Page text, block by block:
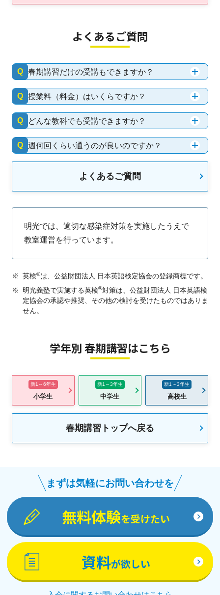
よくあるご質問
Q 春期講習だけの受講もできますか？
Q 授業料（料金）はいくらですか？
Q どんな教科でも受講できますか？
Q 週何回くらい通うのが良いのですか？
よくあるご質問
明光では、適切な感染症対策を実施したうえで
教室運営を行っています。
※ 英検®は、公益財団法人 日本英語検定協会の登録商標です。
※
明光義塾で実施する英検®対策は、公益財団法人 日本英語検
定協会の承認や推奨、その他の検討を受けたものではありま
せん。
学年別 春期講習はこちら
新1～6年生
小学生
新1～3年生
中学生
新1～3年生
高校生
春期講習トップへ戻る
まずは気軽にお問い合わせを
無料体験を受けたい
資料が欲しい